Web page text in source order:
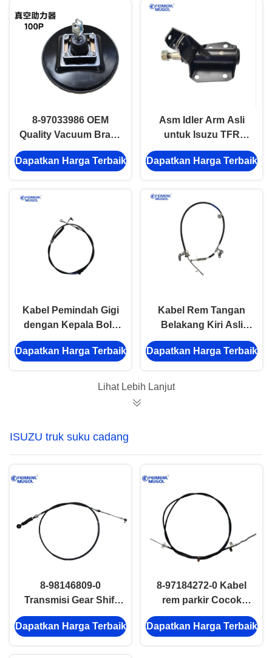
8-97033986 OEM
Quality Vacuum Brake
Booster
Dapatkan Harga Terbaik
Asm Idler Arm Asli
untuk Isuzu TFR
Untuk OEM 8-
97102823
Dapatkan Harga Terbaik
Kabel Pemindah Gigi
dengan Kepala Bola
untuk ISUZU 700P –
3180mm 1-33671179,
transmisi yang mulus
Dapatkan Harga Terbaik
Kabel Rem Tangan
Belakang Kiri Asli
C8980670491 untuk
ISUZU 4WD D-MAX &
Dapatkan Harga Terbaik
Lihat Lebih Lanjut
ISUZU truk suku cadang
8-98146809-0
Transmisi Gear Shift
Kabel Dengan Kepala
Bola Isuzu 600P 4KH1
Dapatkan Harga Terbaik
8-97184272-0 Kabel
rem parkir Cocok
ISUZU 600P 100P
Drive Series Bagian
Dapatkan Harga Terbaik